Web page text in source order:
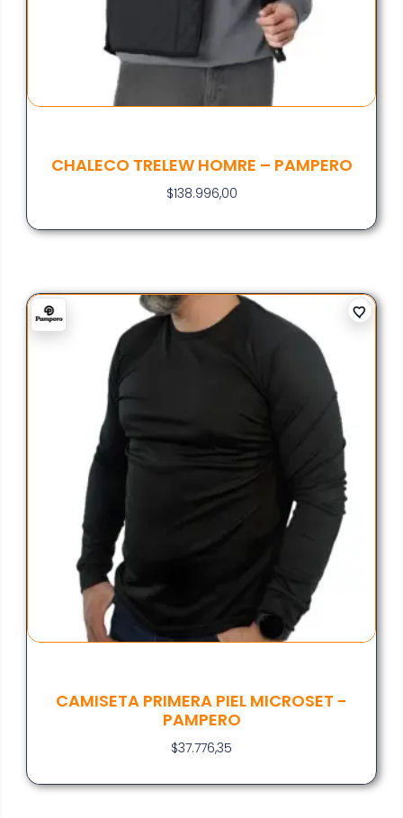
CHALECO TRELEW HOMRE – PAMPERO
$138.996,00
CAMISETA PRIMERA PIEL MICROSET -
PAMPERO
$37.776,35